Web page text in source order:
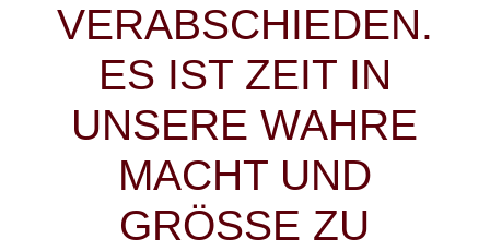
VERABSCHIEDEN.
ES IST ZEIT IN
UNSERE WAHRE
MACHT UND
GRÖSSE ZU G